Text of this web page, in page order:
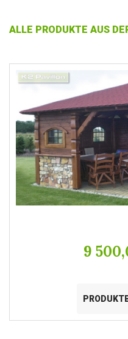
ALLE PRODUKTE AUS
9